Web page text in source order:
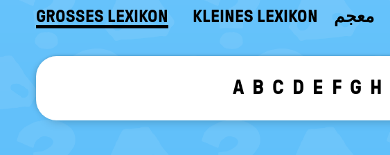
GROSSES LEXIKON KLEINES LEXIKON معجم
A B C D E F G H